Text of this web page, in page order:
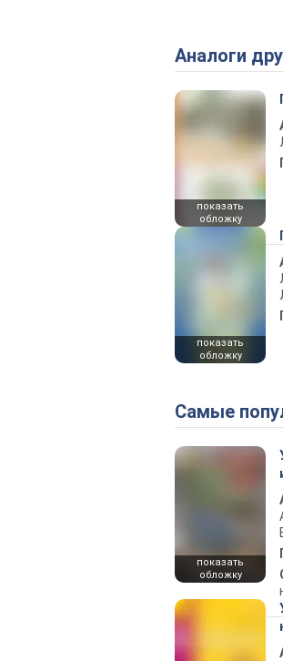
Аналоги
показать
обложку
показать
обложку
Самые
показать
обложку